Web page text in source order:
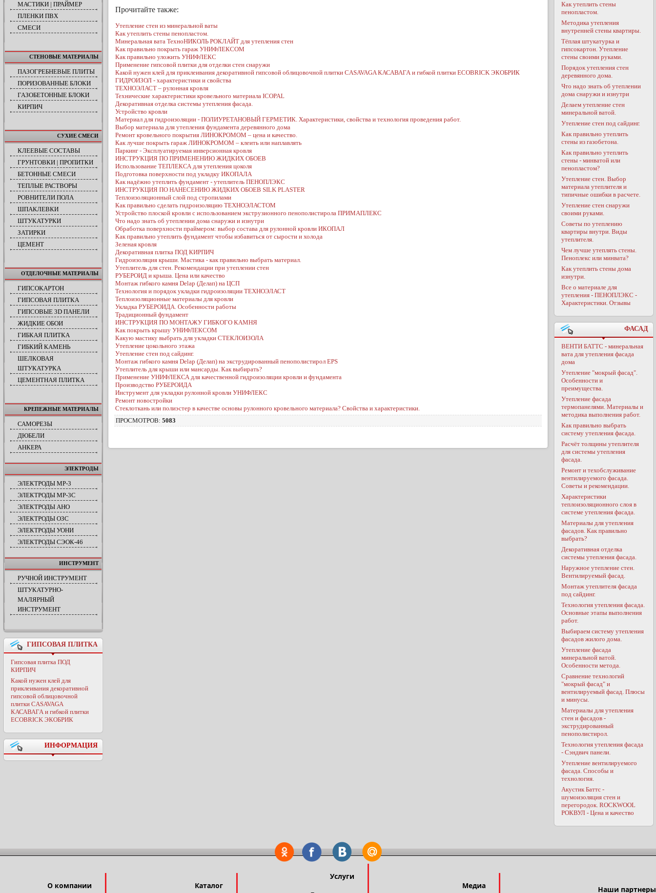
МАСТИКИ | ПРАЙМЕР
ПЛЕНКИ ПВХ
СМЕСИ
СТЕНОВЫЕ МАТЕРИАЛЫ
ПАЗОГРЕБНЕВЫЕ ПЛИТЫ
ПОРИЗОВАННЫЕ БЛОКИ
ГАЗОБЕТОННЫЕ БЛОКИ
КИРПИЧ
СУХИЕ СМЕСИ
КЛЕЕВЫЕ СОСТАВЫ
ГРУНТОВКИ | ПРОПИТКИ
БЕТОННЫЕ СМЕСИ
ТЕПЛЫЕ РАСТВОРЫ
РОВНИТЕЛИ ПОЛА
ШПАКЛЕВКИ
ШТУКАТУРКИ
ЗАТИРКИ
ЦЕМЕНТ
ОТДЕЛОЧНЫЕ МАТЕРИАЛЫ
ГИПСОКАРТОН
ГИПСОВАЯ ПЛИТКА
ГИПСОВЫЕ 3D ПАНЕЛИ
ЖИДКИЕ ОБОИ
ГИБКАЯ ПЛИТКА
ГИБКИЙ КАМЕНЬ
ШЕЛКОВАЯ
ШТУКАТУРКА
ЦЕМЕНТНАЯ ПЛИТКА
КРЕПЕЖНЫЕ МАТЕРИАЛЫ
САМОРЕЗЫ
ДЮБЕЛИ
АНКЕРА
ЭЛЕКТРОДЫ
ЭЛЕКТРОДЫ МР-3
ЭЛЕКТРОДЫ МР-3С
ЭЛЕКТРОДЫ АНО
ЭЛЕКТРОДЫ ОЗС
ЭЛЕКТРОДЫ УОНИ
ЭЛЕКТРОДЫ СЭОК-46
ИНСТРУМЕНТ
РУЧНОЙ ИНСТРУМЕНТ
ШТУКАТУРНО-
МАЛЯРНЫЙ
ИНСТРУМЕНТ
ГИПСОВАЯ ПЛИТКА
Гипсовая плитка ПОД
КИРПИЧ
Какой нужен клей для
приклеивания декоративной
гипсовой облицовочной
плитки CASAVAGA
КАСАВАГА и гибкой плитки
ECOBRICK ЭКОБРИК
ИНФОРМАЦИЯ
Прочитайте также:
Утепление стен из минеральной ваты
Как утеплить стены пенопластом.
Минеральная вата ТехноНИКОЛЬ РОКЛАЙТ для утепления стен
Как правильно покрыть гараж УНИФЛЕКСОМ
Как правильно уложить УНИФЛЕКС
Применение гипсовой плитки для отделки стен снаружи
Какой нужен клей для приклеивания декоративной гипсовой облицовочной плитки CASAVAGA КАСАВАГА и гибкой плитки ECOBRICK ЭКОБРИК
ГИДРОИЗОЛ - характеристики и свойства
ТЕХНОЭЛАСТ – рулонная кровля
Технические характеристики кровельного материала ICOPAL
Декоративная отделка системы утепления фасада.
Устройство кровли
Материал для гидроизоляции - ПОЛИУРЕТАНОВЫЙ ГЕРМЕТИК. Характеристики, свойства и технология проведения работ.
Выбор материала для утепления фундамента деревянного дома
Ремонт кровельного покрытия ЛИНОКРОМОМ – цена и качество.
Как лучше покрыть гараж ЛИНОКРОМОМ – клеить или наплавлять
Паркинг - Эксплуатируемая инверсионная кровля
ИНСТРУКЦИЯ ПО ПРИМЕНЕНИЮ ЖИДКИХ ОБОЕВ
Использование ТЕПЛЕКСА для утепления цоколя
Подготовка поверхности под укладку ИКОПАЛА
Как надёжно утеплить фундамент - утеплитель ПЕНОПЛЭКС
ИНСТРУКЦИЯ ПО НАНЕСЕНИЮ ЖИДКИХ ОБОЕВ SILK PLASTER
Теплоизоляционный слой под стропилами
Как правильно сделать гидроизоляцию ТЕХНОЭЛАСТОМ
Устройство плоской кровли с использованием экструзионного пенополистирола ПРИМАПЛЕКС
Что надо знать об утеплении дома снаружи и изнутри
Обработка поверхности праймером: выбор состава для рулонной кровли ИКОПАЛ
Как правильно утеплить фундамент чтобы избавиться от сырости и холода
Зеленая кровля
Декоративная плитка ПОД КИРПИЧ
Гидроизоляция крыши. Мастика - как правильно выбрать материал.
Утеплитель для стен. Рекомендации при утеплении стен
РУБЕРОИД и крыша. Цена или качество
Монтаж гибкого камня Delap (Делап) на ЦСП
Технология и порядок укладки гидроизоляции ТЕХНОЭЛАСТ
Теплоизоляционные материалы для кровли
Укладка РУБЕРОИДА. Особенности работы
Традиционный фундамент
ИНСТРУКЦИЯ ПО МОНТАЖУ ГИБКОГО КАМНЯ
Как покрыть крышу УНИФЛЕКСОМ
Какую мастику выбрать для укладки СТЕКЛОИЗОЛА
Утепление цокольного этажа
Утепление стен под сайдинг.
Монтаж гибкого камня Delap (Делап) на экструдированный пенополистирол EPS
Утеплитель для крыши или мансарды. Как выбирать?
Применение УНИФЛЕКСА для качественной гидроизоляции кровли и фундамента
Производство РУБЕРОИДА
Инструмент для укладки рулонной кровли УНИФЛЕКС
Ремонт новостройки
Стеклоткань или полиэстер в качестве основы рулонного кровельного материала? Свойства и характеристики.
ПРОСМОТРОВ: 5083
Как утеплить стены
пенопластом.
Методика утепления
внутренней стены квартиры.
Тёплая штукатурка и
гипсокартон. Утепление
стены своими руками.
Порядок утепления стен
деревянного дома.
Что надо знать об утеплении
дома снаружи и изнутри
Делаем утепление стен
минеральной ватой.
Утепление стен под сайдинг.
Как правильно утеплить
стены из газобетона.
Как правильно утеплить
стены - минватой или
пенопластом?
Утепление стен. Выбор
материала утеплителя и
типичные ошибки в расчете.
Утепление стен снаружи
своими руками.
Советы по утеплению
квартиры внутри. Виды
утеплителя.
Чем лучше утеплять стены.
Пеноплекс или минвата?
Как утеплить стены дома
изнутри.
Все о материале для
утепления - ПЕНОПЛЭКС -
Характеристики. Отзывы
ФАСАД
ВЕНТИ БАТТС - минеральная
вата для утепления фасада
дома
Утепление "мокрый фасад".
Особенности и
преимущества.
Утепление фасада
термопанелями. Материалы и
методика выполнения работ.
Как правильно выбрать
систему утепления фасада.
Расчёт толщины утеплителя
для системы утепления
фасада.
Ремонт и техобслуживание
вентилируемого фасада.
Советы и рекомендации.
Характеристики
теплоизоляционного слоя в
системе утепления фасада.
Материалы для утепления
фасадов. Как правильно
выбрать?
Декоративная отделка
системы утепления фасада.
Наружное утепление стен.
Вентилируемый фасад.
Монтаж утеплителя фасада
под сайдинг.
Технология утепления фасада.
Основные этапы выполнения
работ.
Выбираем систему утепления
фасадов жилого дома.
Утепление фасада
минеральной ватой.
Особенности метода.
Сравнение технологий
"мокрый фасад" и
вентилируемый фасад. Плюсы
и минусы.
Материалы для утепления
стен и фасадов -
экструдированный
пенополистирол.
Технология утепления фасада
- Сэндвич панели.
Утепление вентилируемого
фасада. Способы и
технология.
Акустик Баттс -
шумоизоляция стен и
перегородок. ROCKWOOL
РОКВУЛ - Цена и качество
О компании Каталог
Услуги
Медиа Наши партнеры